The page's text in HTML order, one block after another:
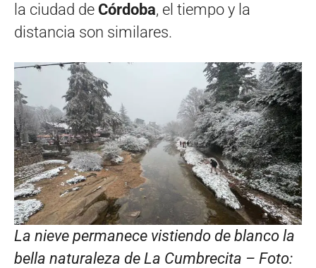
la ciudad de Córdoba, el tiempo y la
distancia son similares.
La nieve permanece vistiendo de blanco la
bella naturaleza de La Cumbrecita – Foto: